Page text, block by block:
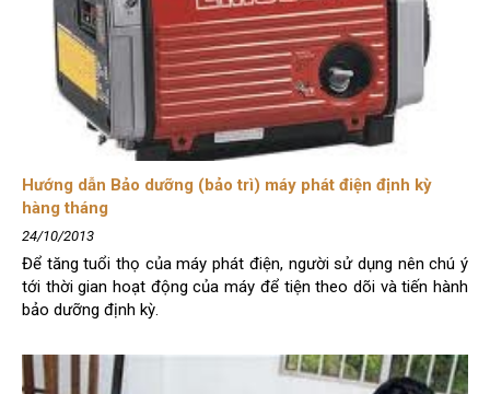
Hướng dẫn Bảo dưỡng (bảo trì) máy phát điện định kỳ
hàng tháng
24/10/2013
Để tăng tuổi thọ của máy phát điện, người sử dụng nên chú ý
tới thời gian hoạt động của máy để tiện theo dõi và tiến hành
bảo dưỡng định kỳ.